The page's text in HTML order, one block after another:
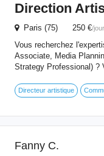
Direction
Paris (75) 250 €/jour
Vous recherchez
Associate, Media
Strategy Professional) ?
Directeur artistique
Fanny C.